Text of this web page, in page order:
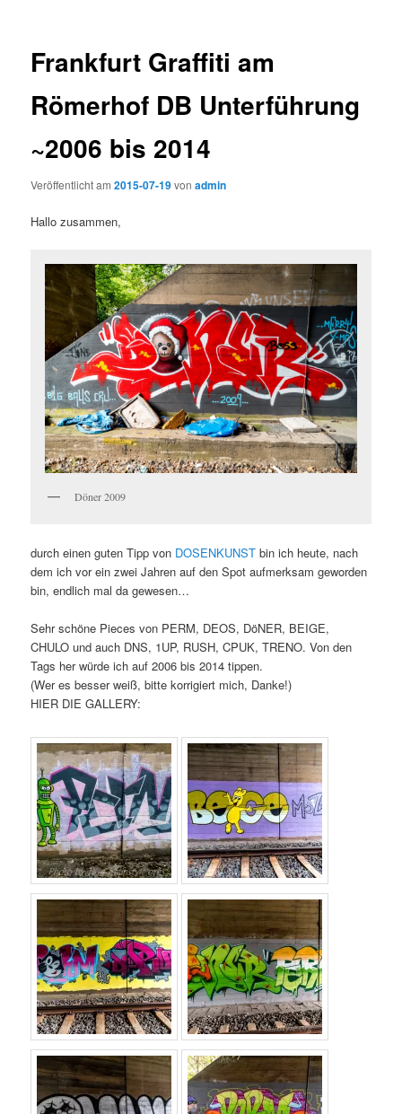
Frankfurt Graffiti am
Römerhof DB Unterführung
~2006 bis 2014
Veröffentlicht am2015-07-19vonadmin
Hallo zusammen,
Döner 2009
durch einen guten Tipp von DOSENKUNSTbin ich heute, nach
dem ich vor ein zwei Jahren auf den Spot aufmerksam geworden
bin, endlich mal da gewesen…
Sehr schöne Pieces von PERM, DEOS, DöNER, BEIGE,
CHULO und auch DNS, 1UP, RUSH, CPUK, TRENO. Von den
Tags her würde ich auf 2006 bis 2014 tippen.
(Wer es besser weiß, bitte korrigiert mich, Danke!)
HIER DIE GALLERY: